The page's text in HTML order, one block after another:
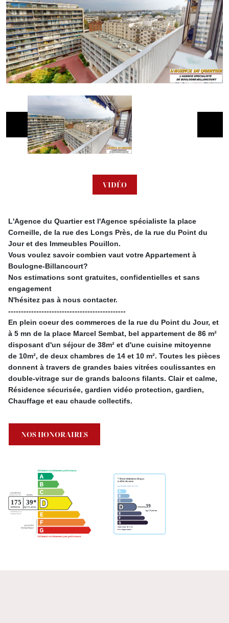
VIDÉO
L'Agence du Quartier est l'Agence spécialiste la place
Corneille, de la rue des Longs Près, de la rue du Point du
Jour et des Immeubles Pouillon.
Vous voulez savoir combien vaut votre Appartement à
Boulogne-Billancourt?
Nos estimations sont gratuites, confidentielles et sans
engagement
N'hésitez pas à nous contacter.
----------------------------------------------
En plein coeur des commerces de la rue du Point du Jour, et
à 5 mn de la place Marcel Sembat, bel appartement de 86 m²
disposant d'un séjour de 38m² et d'une cuisine mitoyenne
de 10m², de deux chambres de 14 et 10 m². Toutes les pièces
donnent à travers de grandes baies vitrées coulissantes en
double-vitrage sur de grands balcons filants. Clair et calme,
Résidence sécurisée, gardien vidéo protection, gardien,
Chauffage et eau chaude collectifs.
NOS HONORAIRES